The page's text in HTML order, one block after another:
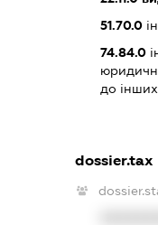
51.70.0
74.84.0
до
dossier.tax